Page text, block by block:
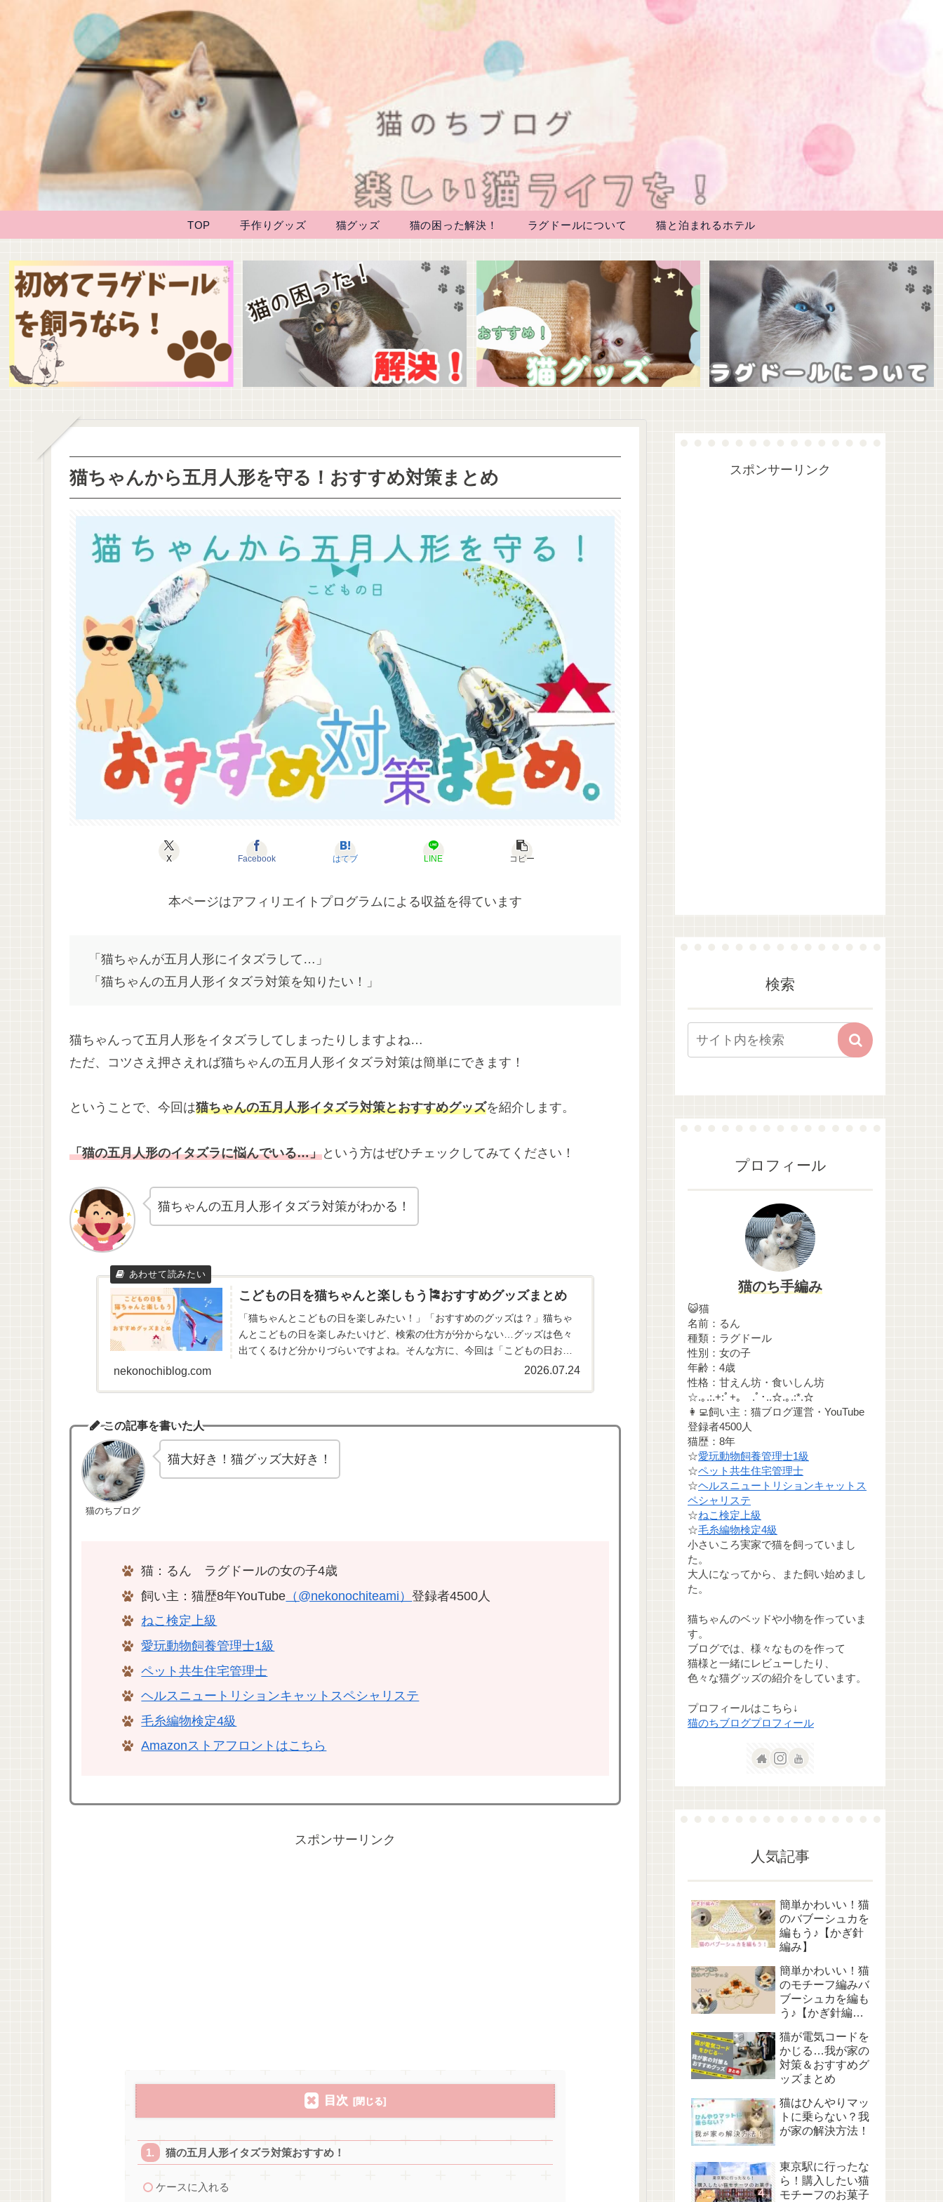
TOP 手作りグッズ 猫グッズ 猫の困った解決！ ラグドールについて 猫と泊まれるホテル
猫ちゃんから五月人形を守る！おすすめ対策まとめ
X Facebook はてブ LINE コピー
本ページはアフィリエイトプログラムによる収益を得ています
「猫ちゃんが五月人形にイタズラして…」
「猫ちゃんの五月人形イタズラ対策を知りたい！」
猫ちゃんって五月人形をイタズラしてしまったりしますよね…
ただ、コツさえ押さえれば猫ちゃんの五月人形イタズラ対策は簡単にできます！
ということで、今回は猫ちゃんの五月人形イタズラ対策とおすすめグッズを紹介します。
「猫の五月人形のイタズラに悩んでいる…」という方はぜひチェックしてみてください！
猫ちゃんの五月人形イタズラ対策がわかる！
こどもの日を猫ちゃんと楽しもう🎏おすすめグッズまとめ
「猫ちゃんとこどもの日を楽しみたい！」「おすすめのグッズは？」猫ちゃ
んとこどもの日を楽しみたいけど、検索の仕方が分からない…グッズは色々
出てくるけど分かりづらいですよね。そんな方に、今回は「こどもの日おす
nekonochiblog.com 2026.07.24
この記事を書いた人
猫のちブログ
猫大好き！猫グッズ大好き！
猫：るん ラグドールの女の子4歳
飼い主：猫歴8年YouTube （@nekonochiteami）登録者4500人
ねこ検定上級
愛玩動物飼養管理士1級
ペット共生住宅管理士
ヘルスニュートリションキャットスペシャリステ
毛糸編物検定4級
Amazonストアフロントはこちら
スポンサーリンク
目次
猫の五月人形イタズラ対策おすすめ！
ケースに入れる
スポンサーリンク
検索
プロフィール
猫のち手編み
😺猫
名前：るん
種類：ラグドール
性別：女の子
年齢：4歳
性格：甘えん坊・食いしん坊
☆.｡.:.+:ﾟ+｡ .ﾟ･..☆.｡.:*.☆
👩‍💻飼い主：猫ブログ運営・YouTube
登録者4500人
猫歴：8年
☆愛玩動物飼養管理士1級
☆ペット共生住宅管理士
☆ヘルスニュートリションキャットス
ペシャリステ
☆ねこ検定上級
☆毛糸編物検定4級
小さいころ実家で猫を飼っていまし
た。
大人になってから、また飼い始めまし
た。
猫ちゃんのベッドや小物を作っていま
す。
ブログでは、様々なものを作って
猫様と一緒にレビューしたり、
色々な猫グッズの紹介をしています。
プロフィールはこちら↓
猫のちブログプロフィール
人気記事
簡単かわいい！猫
のバブーシュカを
編もう♪【かぎ針
編み】
簡単かわいい！猫
のモチーフ編みバ
ブーシュカを編も
う♪【かぎ針編
猫が電気コードを
かじる…我が家の
対策＆おすすめグ
ッズまとめ
猫はひんやりマッ
トに乗らない？我
が家の解決方法！
東京駅に行ったな
ら！購入したい猫
モチーフのお菓子